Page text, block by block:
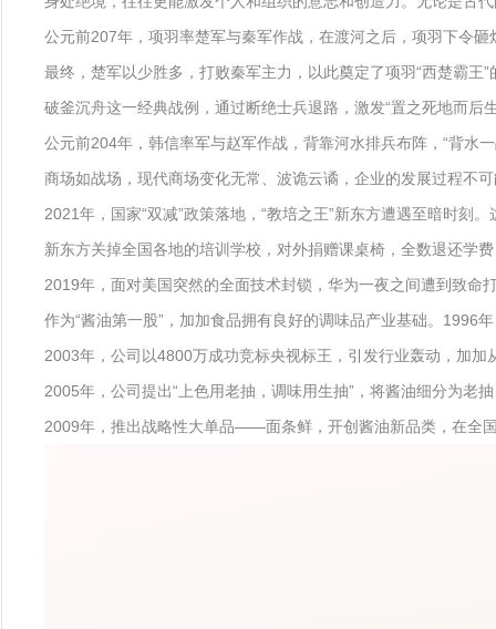
公元前207年，项羽率楚军与秦军作战，在渡河之后，项羽下令
最终，楚军以少胜多，打败秦军主力，以此奠定了项羽“西楚霸王”
破釜沉舟这一经典战例，通过断绝士兵退路，激发“置之死地而后
公元前204年，韩信率军与赵军作战，背靠河水排兵布阵，“背水
商场如战场，现代商场变化无常、波诡云谲，企业的发展过程不
2021年，国家“双减”政策落地，“教培之王”新东方遭遇至暗时刻
新东方关掉全国各地的培训学校，对外捐赠课桌椅，全数退还学
2019年，面对美国突然的全面技术封锁，华为一夜之间遭到致命
作为“酱油第一股”，加加食品拥有良好的调味品产业基础。1996
2003年，公司以4800万成功竞标央视标王，引发行业轰动，加
2005年，公司提出“上色用老抽，调味用生抽”，将酱油细分为老
2009年，推出战略性大单品——面条鲜，开创酱油新品类，在全